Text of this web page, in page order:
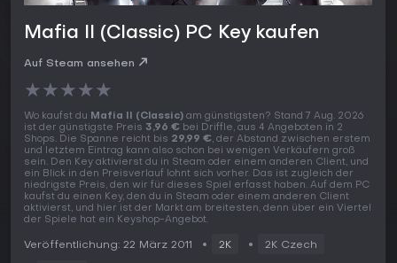
Mafia II (Classic) PC Key kaufen
Auf Steam ansehen
★★★★★
Wo kaufst du Mafia II (Classic) am günstigsten? Stand 7 Aug. 2026
ist der günstigste Preis 3,96 € bei Driffle, aus 4 Angeboten in 2
Shops. Die Spanne reicht bis 29,99 €, der Abstand zwischen erstem
und letztem Eintrag kann also schon bei wenigen Verkäufern groß
sein. Den Key aktivierst du in Steam oder einem anderen Client, und
ein Blick in den Preisverlauf lohnt sich vorher. Das ist zugleich der
niedrigste Preis, den wir für dieses Spiel erfasst haben. Auf dem PC
kaufst du einen Key, den du in Steam oder einem anderen Client
aktivierst, und hier ist der Markt am breitesten, denn über ein Viertel
der Spiele hat ein Keyshop-Angebot.
Veröffentlichung: 22 März 2011 2K 2K Czech